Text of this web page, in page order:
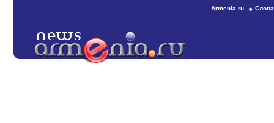
Armenia.ru